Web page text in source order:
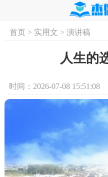
首页 实用文
首页> 实用文 > 演讲稿
人生的
时间：2026-07-08 15:51:08